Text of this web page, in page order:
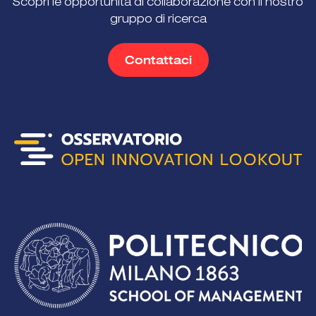
Scopri le opportunità di collaborazione con il nostro
gruppo di ricerca
Contattaci